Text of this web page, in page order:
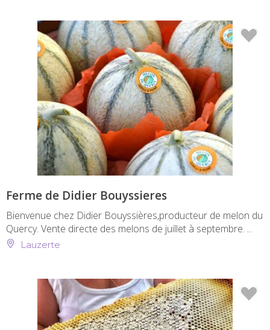
Ferme de Didier Bouyssieres
Bienvenue chez Didier Bouyssières,producteur de melon du
Quercy. Vente directe des melons de juillet à septembre. ...
Lauzerte